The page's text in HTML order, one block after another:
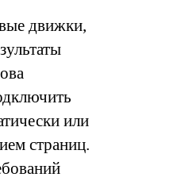
движки,
или
страниц.